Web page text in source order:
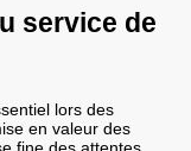
service de
lors des
en valeur des
fine des attentes